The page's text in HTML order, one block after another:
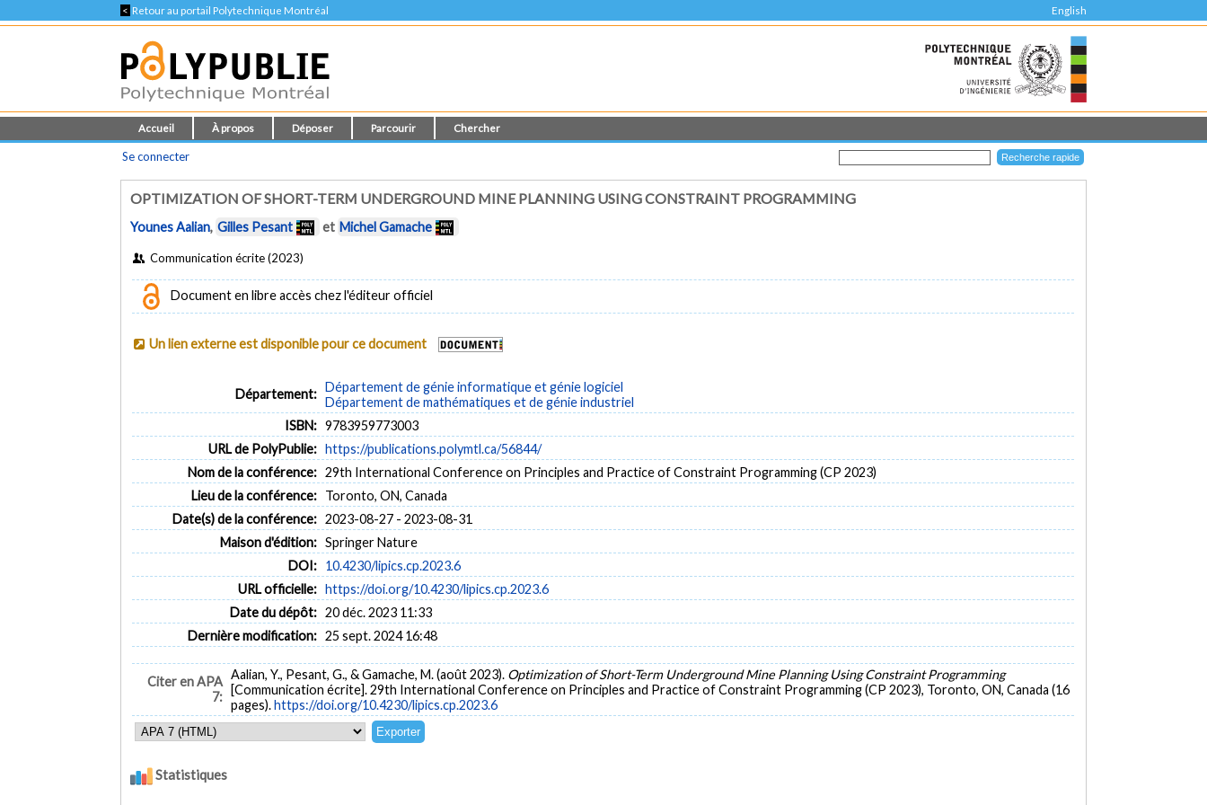
< Retour au portail Polytechnique Montréal English
Accueil À propos Déposer Parcourir Chercher
Se connecter
OPTIMIZATION OF SHORT-TERM UNDERGROUND MINE PLANNING USING CONSTRAINT PROGRAMMING
Younes Aalian, Gilles Pesant et Michel Gamache
Communication écrite (2023)
Document en libre accès chez l'éditeur officiel
Un lien externe est disponible pour ce document
Département: Département de génie informatique et génie logiciel
Département de mathématiques et de génie industriel
ISBN: 9783959773003
URL de PolyPublie: https://publications.polymtl.ca/56844/
Nom de la conférence: 29th International Conference on Principles and Practice of Constraint Programming (CP 2023)
Lieu de la conférence: Toronto, ON, Canada
Date(s) de la conférence: 2023-08-27 - 2023-08-31
Maison d'édition: Springer Nature
DOI: 10.4230/lipics.cp.2023.6
URL officielle: https://doi.org/10.4230/lipics.cp.2023.6
Date du dépôt: 20 déc. 2023 11:33
Dernière modification: 25 sept. 2024 16:48
Citer en APA
7:
Aalian, Y., Pesant, G., & Gamache, M. (août 2023). Optimization of Short-Term Underground Mine Planning Using Constraint Programming
[Communication écrite]. 29th International Conference on Principles and Practice of Constraint Programming (CP 2023), Toronto, ON, Canada (16
pages).https://doi.org/10.4230/lipics.cp.2023.6
Statistiques